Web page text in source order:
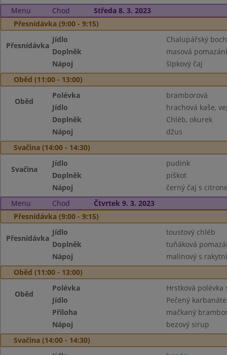
Menu
Chod
Středa 8. 3. 2023
Přesnídávka (9:00 - 9:15)
Přesnídávka
Jídlo
Chalupářský
Doplněk
masová
Nápoj
šípkový čaj
Oběd (11:00 - 13:00)
Oběd
Polévka
bramborová
Jídlo
hrachová kaše,
Doplněk
Chléb, okurek
Nápoj
džus
Svačina (14:00 - 14:30)
Svačina
Jídlo
pudink
Doplněk
piškot
Nápoj
černý čaj s
Menu
Chod
Čtvrtek 9. 3. 2023
Přesnídávka (9:00 - 9:15)
Přesnídávka
Jídlo
toustový chléb
Doplněk
tuňáková
Nápoj
malinový s
Oběd (11:00 - 13:00)
Oběd
Polévka
Hrstková
Jídlo
Pečený
Příloha
mačkaný
Nápoj
bezový sirup
Svačina (14:00 - 14:30)